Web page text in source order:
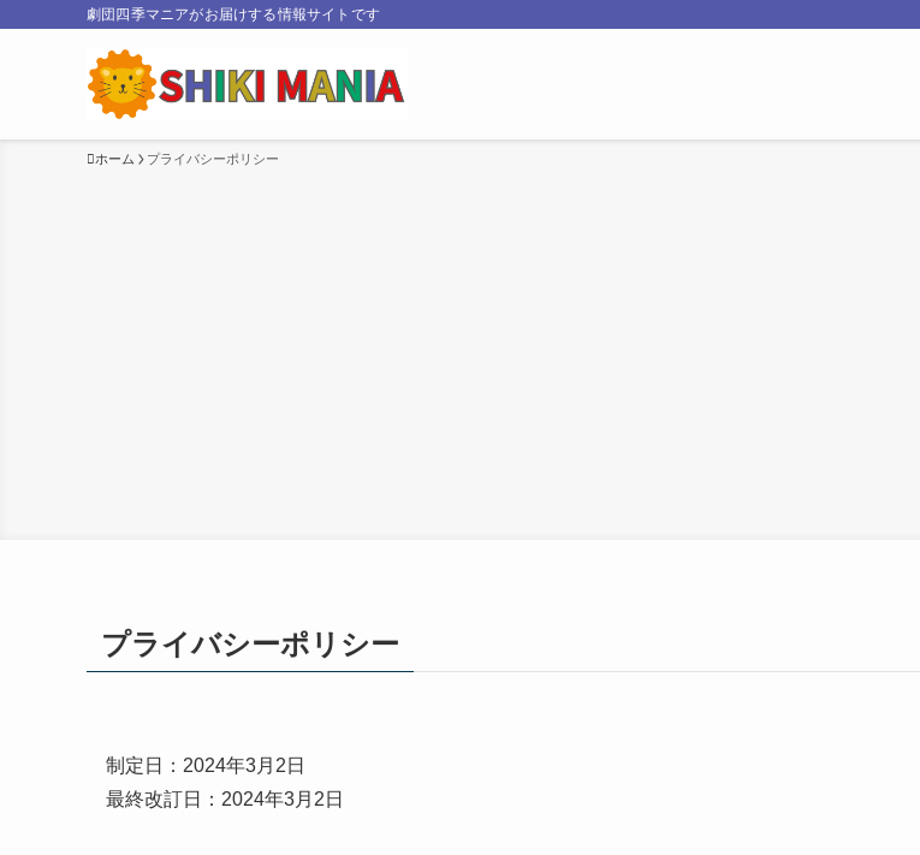
劇団四季マニアがお届けする情報サイトです
ホーム プライバシーポリシー
プライバシーポリシー
制定日：2024年3月2日
最終改訂日：2024年3月2日